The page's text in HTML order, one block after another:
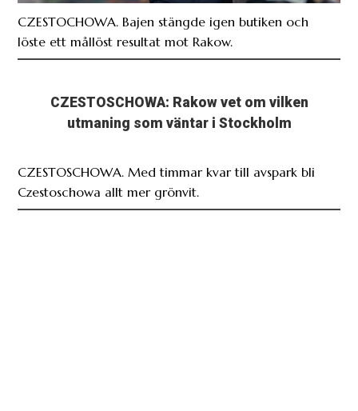
CZESTOCHOWA. Bajen stängde igen butiken och
löste ett mållöst resultat mot Rakow.
CZESTOSCHOWA: Rakow vet om vilken
utmaning som väntar i Stockholm
CZESTOSCHOWA. Med timmar kvar till avspark bli
Czestoschowa allt mer grönvit.